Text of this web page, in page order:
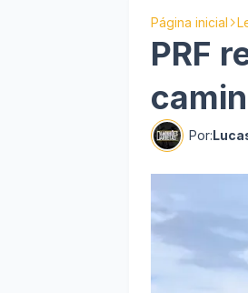
Página inicial
PRF
Por: